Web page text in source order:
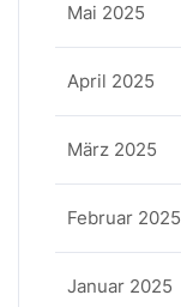
Mai 2025
April 2025
März 2025
Februar 2025
Januar 2025